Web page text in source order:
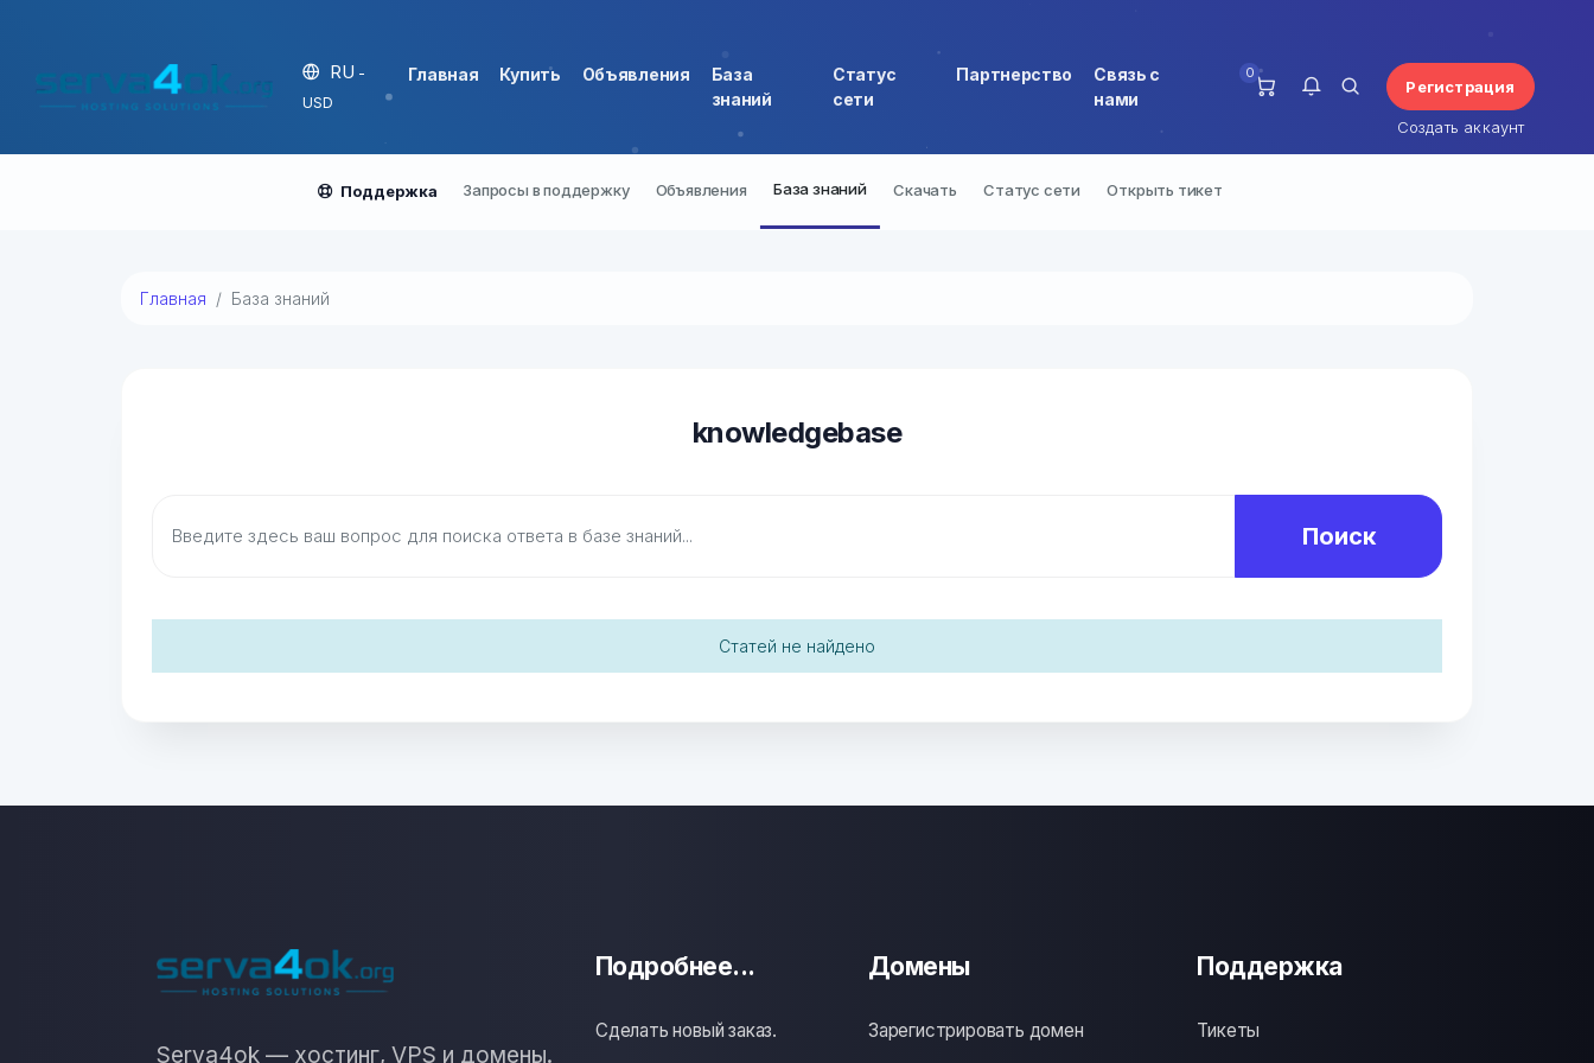
RU -
USD
Главная Купить Объявления
База
знаний
Статус
сети
Партнерство
Связь с
нами
0
Регистрация
Создать аккаунт
Поддержка Запросы в поддержку Объявления База знаний Скачать Статус сети Открыть тикет
Главная База знаний
knowledgebase
Поиск
Статей не найдено
Serva4ok — хостинг, VPS и домены.
Подробнее...
Сделать новый заказ.
Домены
Зарегистрировать домен
Поддержка
Тикеты